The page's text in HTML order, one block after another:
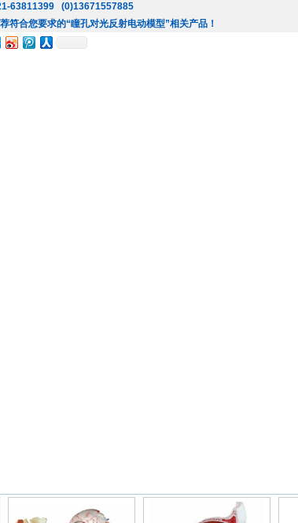
63811399 (0)13671557885
符合您要求的“瞳孔对光反射电动模型”相关产品！